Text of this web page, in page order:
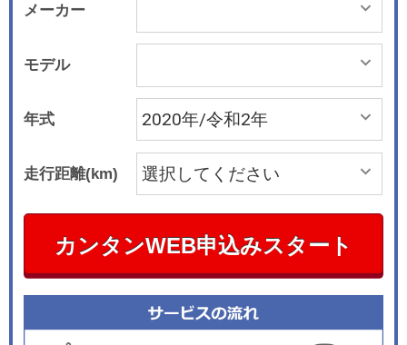
メーカー
モデル
年式
走行距離(km)
カンタンWEB申込みスタート